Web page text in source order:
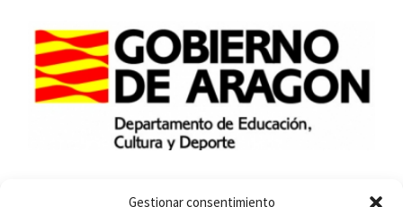
Gestionar consentimiento